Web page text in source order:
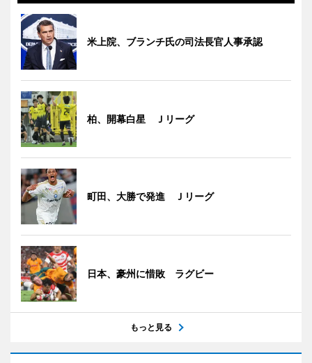
米上院、ブランチ氏の司法長官人事承認
柏、開幕白星 Ｊリーグ
町田、大勝で発進 Ｊリーグ
日本、豪州に惜敗 ラグビー
もっと見る